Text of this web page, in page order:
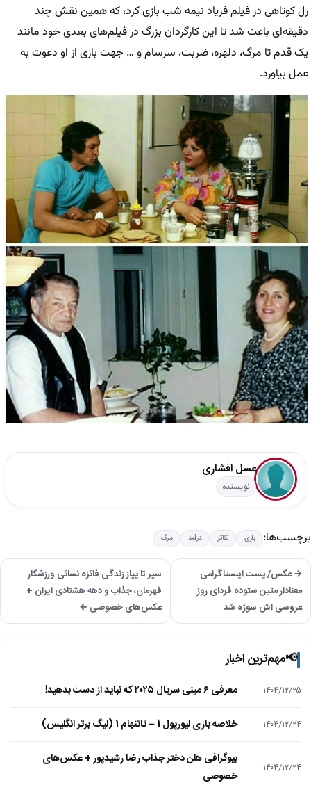
رل کوتاهی در فیلم فریاد نیمه شب بازی کرد، که همین نقش چند
دقیقه‌ای باعث شد تا این کارگردان بزرگ در فیلم‌های بعدی خود مانند
یک قدم تا مرگ، دلهره، ضربت، سرسام و … جهت بازی از او دعوت به
عمل بیاورد.
عسل افشاری
نویسنده
برچسب‌ها: بازی تئاتر درآمد مرگ
→ عکس/ پست اینستاگرامی
معنادار متین ستوده فردای روز
عروسی اش سوژه شد
سیر تا پیاز زندگی فائزه نسائی ورزشکار
قهرمان، جذاب و دهه هشتادی ایران +
عکس‌های خصوصی ←
📢مهم‌ترین اخبار
۱۴۰۴/۱۲/۲۵ معرفی ۶ مینی سریال ۲۰۲۵ که نباید از دست بدهید!
۱۴۰۴/۱۲/۲۴ خلاصه بازی لیورپول 1 – تاتنهام 1 (لیگ برتر انگلیس)
۱۴۰۴/۱۲/۲۴
بیوگرافی هلن دختر جذاب رضا رشیدپور + عکس‌های
خصوصی